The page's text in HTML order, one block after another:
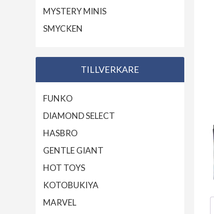
MYSTERY MINIS
SMYCKEN
TILLVERKARE
FUNKO
DIAMOND SELECT
HASBRO
GENTLE GIANT
HOT TOYS
KOTOBUKIYA
MARVEL